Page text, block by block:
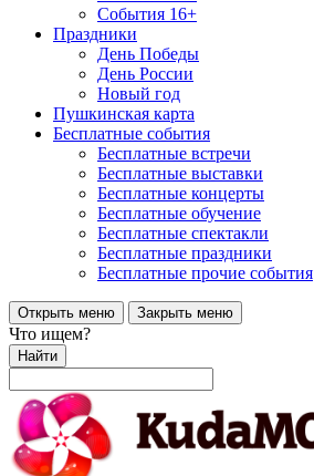
События 16+
Праздники
День Победы
День России
Новый год
Пушкинская карта
Бесплатные события
Бесплатные встречи
Бесплатные выставки
Бесплатные концерты
Бесплатные обучение
Бесплатные спектакли
Бесплатные праздники
Бесплатные прочие события
Открыть меню Закрыть меню
Что ищем?
Найти